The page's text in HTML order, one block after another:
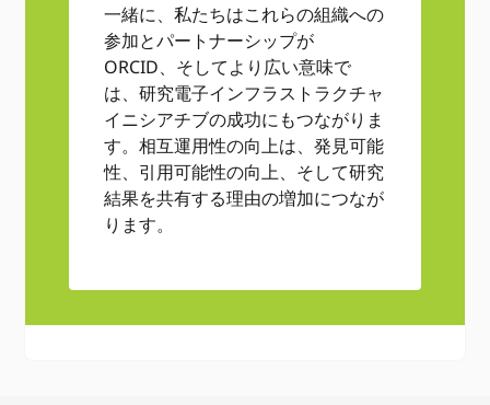
一緒に、私たちはこれらの組織への
参加とパートナーシップが
ORCID、そしてより広い意味で
は、研究電子インフラストラクチャ
イニシアチブの成功にもつながりま
す。相互運用性の向上は、発見可能
性、引用可能性の向上、そして研究
結果を共有する理由の増加につなが
ります。